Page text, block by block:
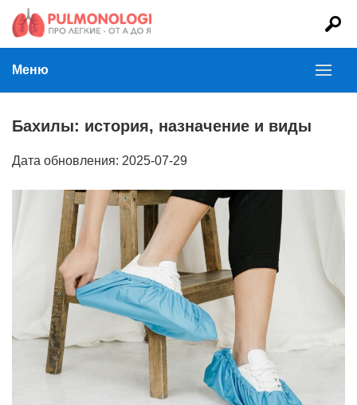
Меню
Бахилы: история, назначение и виды
Дата обновления: 2025-07-29